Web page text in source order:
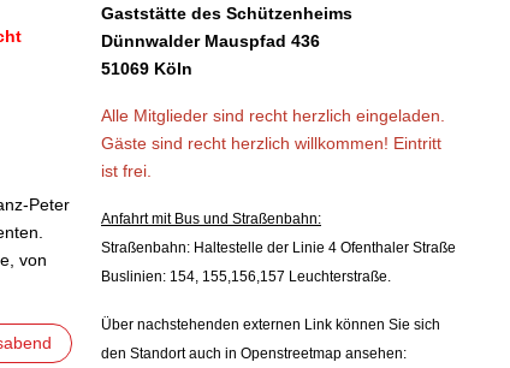
Peter
von
Gaststätte des Schützenheims
Dünnwalder Mauspfad 436
51069 Köln
Alle Mitglieder sind recht herzlich eingeladen.
Gäste sind recht herzlich willkommen! Eintritt
ist frei.
Anfahrt mit Bus und Straßenbahn:
Straßenbahn: Haltestelle der Linie 4 Ofenthaler Straße
Buslinien: 154, 155,156,157 Leuchterstraße.
Über nachstehenden externen Link können Sie sich
den Standort auch in Openstreetmap ansehen: